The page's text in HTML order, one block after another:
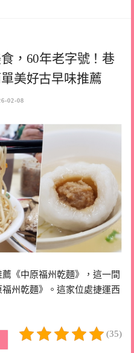
，60年老字號！巷
美好古早味推薦
02-08
《中原福州乾麵》，這一間
州乾麵》。這家位處捷運西
(35)